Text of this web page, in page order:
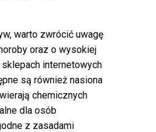
warto zwrócić uwagę
oraz o wysokiej
sklepach internetowych
są również nasiona
chemicznych
dla osób
z zasadami